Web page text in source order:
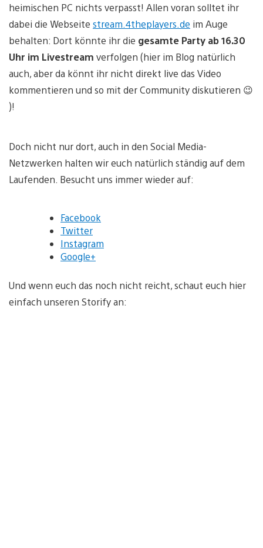
heimischen PC nichts verpasst! Allen voran solltet ihr
dabei die Webseite stream.4theplayers.de im Auge
behalten: Dort könnte ihr die gesamte Party ab 16.30
Uhr im Livestream verfolgen (hier im Blog natürlich
auch, aber da könnt ihr nicht direkt live das Video
kommentieren und so mit der Community diskutieren 😉
)!
Doch nicht nur dort, auch in den Social Media-
Netzwerken halten wir euch natürlich ständig auf dem
Laufenden. Besucht uns immer wieder auf:
Facebook
Twitter
Instagram
Google+
Und wenn euch das noch nicht reicht, schaut euch hier
einfach unseren Storify an: